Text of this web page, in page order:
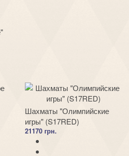
Шахматы "Олимпийские
игры" (S17RED)
21170 грн.